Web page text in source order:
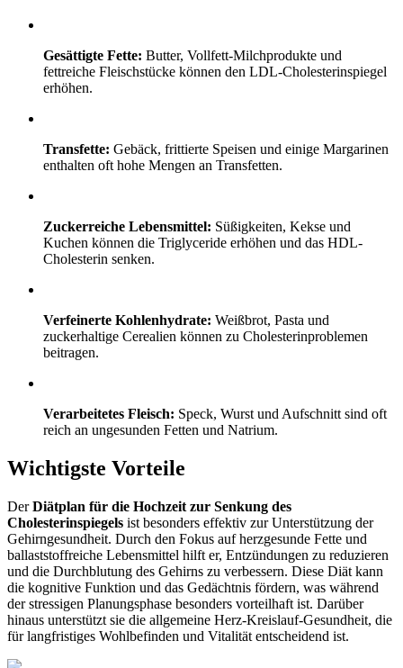
Gesättigte Fette: Butter, Vollfett-Milchprodukte und
fettreiche Fleischstücke können den LDL-Cholesterinspiegel
erhöhen.
Transfette: Gebäck, frittierte Speisen und einige Margarinen
enthalten oft hohe Mengen an Transfetten.
Zuckerreiche Lebensmittel: Süßigkeiten, Kekse und
Kuchen können die Triglyceride erhöhen und das HDL-
Cholesterin senken.
Verfeinerte Kohlenhydrate: Weißbrot, Pasta und
zuckerhaltige Cerealien können zu Cholesterinproblemen
beitragen.
Verarbeitetes Fleisch: Speck, Wurst und Aufschnitt sind oft
reich an ungesunden Fetten und Natrium.
Wichtigste Vorteile
DerDiätplan für die Hochzeit zur Senkung des
Cholesterinspiegels ist besonders effektiv zur Unterstützung der
Gehirngesundheit. Durch den Fokus auf herzgesunde Fette und
ballaststoffreiche Lebensmittel hilft er, Entzündungen zu reduzieren
und die Durchblutung des Gehirns zu verbessern. Diese Diät kann
die kognitive Funktion und das Gedächtnis fördern, was während
der stressigen Planungsphase besonders vorteilhaft ist. Darüber
hinaus unterstützt sie die allgemeine Herz-Kreislauf-Gesundheit, die
für langfristiges Wohlbefinden und Vitalität entscheidend ist.